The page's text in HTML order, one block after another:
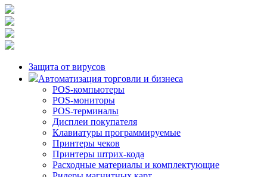
Защита от вирусов
Автоматизация торговли и бизнеса
POS-компьютеры
POS-мониторы
POS-терминалы
Дисплеи покупателя
Клавиатуры программируемые
Принтеры чеков
Принтеры штрих-кода
Расходные материалы и комплектующие